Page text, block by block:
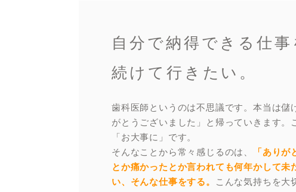
自分で納得できる仕事
続けて行きたい。
歯科医師というのは不思議です。本当は儲
がとうございました」と帰っていきます
「お大事に」です。
そんなことから常々感じるのは、
「あり
とか痛かったとか言われても何年かして
い、そんな仕事をする。
こんな気持ちを大